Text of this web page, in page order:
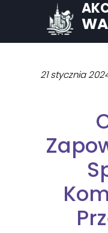
21 stycznia